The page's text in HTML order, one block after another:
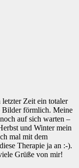
Zeit ein totaler
Bilder förmlich. Meine
auf sich warten –
und Winter mein
mal mit dem
Therapie ja an :-).
Grüße von mir!